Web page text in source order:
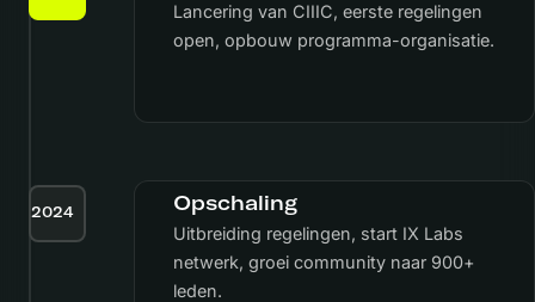
Lancering van CIIIC, eerste regelingen
open, opbouw programma-organisatie.
2024 Opschaling
Uitbreiding regelingen, start IX Labs
netwerk, groei community naar 900+
leden.